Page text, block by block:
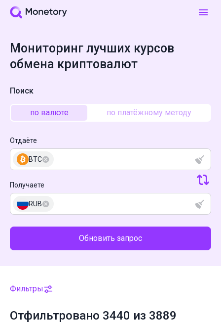
Мониторинг лучших курсов
обмена криптовалют
Поиск
по валюте по платёжному методу
Отдаёте
BTC
Получаете
RUB
Обновить запрос
Фильтры
Отфильтровано 3440 из 3889